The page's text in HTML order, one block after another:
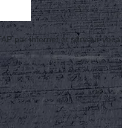
par internet et serveur vocal